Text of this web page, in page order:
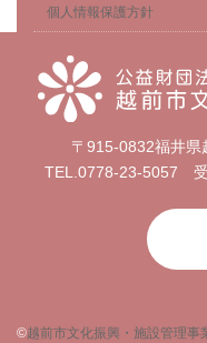
個人情報保護方針
〒915-0832福井県
TEL.0778-23-5057
©越前市文化振興・施設管理事